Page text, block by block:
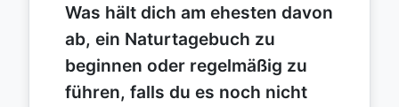
Was hält dich am ehesten davon
ab, ein Naturtagebuch zu
beginnen oder regelmäßig zu
führen, falls du es noch nicht